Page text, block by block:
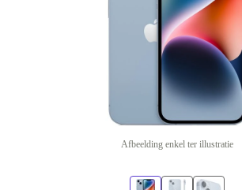
Afbeelding enkel ter illustratie